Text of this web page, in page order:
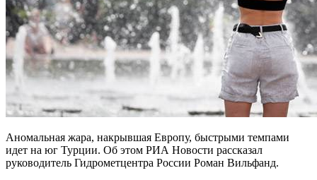
Аномальная жара, накрывшая Европу, быстрыми темпами
идет на юг Турции. Об этом РИА Новости рассказал
руководитель Гидрометцентра России Роман Вильфанд.